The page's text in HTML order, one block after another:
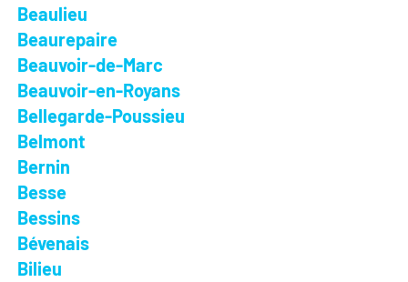
Beaulieu
Beaurepaire
Beauvoir-de-Marc
Beauvoir-en-Royans
Bellegarde-Poussieu
Belmont
Bernin
Besse
Bessins
Bévenais
Bilieu